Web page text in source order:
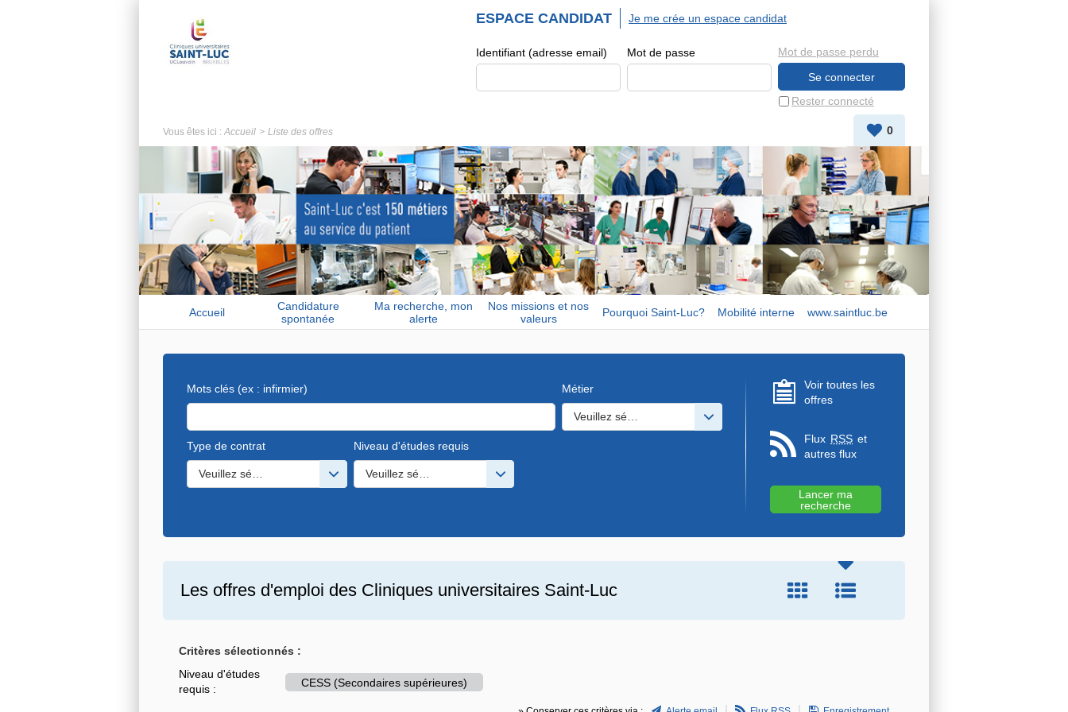
ESPACE CANDIDAT
Identifiant (adresse email) Mot de passe
Rester connecté
Mot de passe perdu
Je me crée un espace candidat
Vous êtes ici : Accueil Liste des offres 0
Accueil
Candidature
spontanée
Ma recherche, mon
alerte
Nos missions et nos
valeurs
Pourquoi Saint-Luc? Mobilité interne www.saintluc.be
Mots clés (ex : infirmier) Métier
Veuillez sélectionner une ou des valeurs
Type de contrat
Veuillez sélectionner une ou des valeurs
Niveau d'études requis
Veuillez sélectionner une ou des valeurs
Voir toutes les
offres
Flux RSS et
autres flux
Les offres d'emploi des Cliniques universitaires Saint-Luc
Critères sélectionnés :
Niveau d'études
requis :
CESS (Secondaires supérieures)